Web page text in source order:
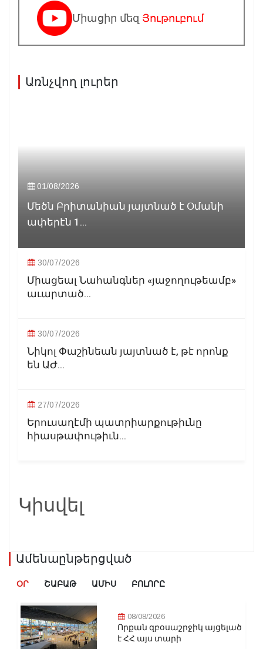
Միացիր մեզ Յութուբում
Առնչվող լուրեր
01/08/2026
Մեծն Բրիտանիան յայտնած է Օմանի
ափերէն 1...
30/07/2026
Միացեալ Նահանգներ «յաջողութեամբ»
աւարտած...
30/07/2026
Նիկոլ Փաշինեան յայտնած է, թէ որոնք
են ԱԺ...
27/07/2026
Երուսաղէմի պատրիարքութիւնը
հիասթափութիւն...
Կիսվել
Ամենաընթերցված
ՕՐ ՇԱԲԱԹ ԱՄԻՍ ԲՈԼՈՐԸ
08/08/2026
Որքան զբօսաշրջիկ այցելած
է ՀՀ այս տարի